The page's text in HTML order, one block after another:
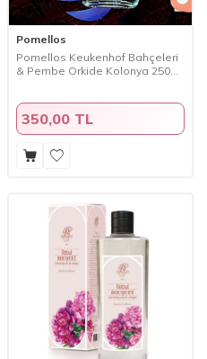
Pomellos
Pomellos Keukenhof Bahçeleri
& Pembe Orkide Kolonya 250
350,00 TL